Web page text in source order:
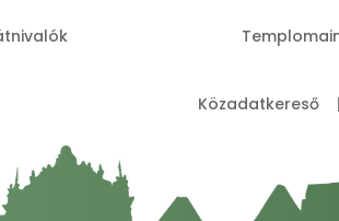
Közadatkereső